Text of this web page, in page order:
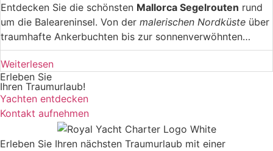
Entdecken Sie die schönsten Mallorca Segelrouten rund
um die Baleareninsel. Von der malerischen Nordküste über
traumhafte Ankerbuchten bis zur sonnenverwöhnten
Südküste – hier finden Sie detaillierte Informationen zu
Törnplanung
versteckten Buchten für unvergessliche Segelerlebnisse im
Mittelmeer.
Weiterlesen
Erleben Sie
Ihren Traumurlaub!
Yachten entdecken
Kontakt aufnehmen
Erleben Sie Ihren nächsten Traumurlaub mit einer